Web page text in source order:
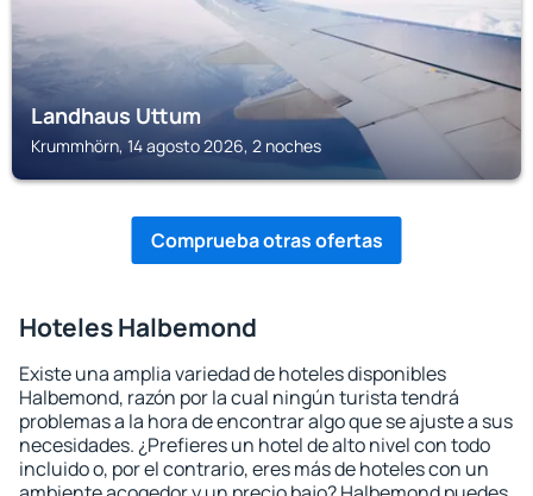
Landhaus Uttum
Krummhörn, 14 agosto 2026, 2 noches
Comprueba otras ofertas
Hoteles Halbemond
Existe una amplia variedad de hoteles disponibles
Halbemond, razón por la cual ningún turista tendrá
problemas a la hora de encontrar algo que se ajuste a sus
necesidades. ¿Prefieres un hotel de alto nivel con todo
incluido o, por el contrario, eres más de hoteles con un